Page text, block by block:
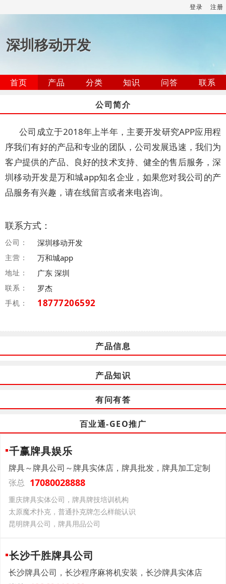
登录 注册
深圳移动开发
首页 产品 分类 知识 问答
联系
公司简介
公司成立于2018年上半年，主要开发研究APP应用程
序我们有好的产品和专业的团队，公司发展迅速，我们为
客户提供的产品、良好的技术支持、健全的售后服务，深
圳移动开发是万和城app知名企业，如果您对我公司的产
品服务有兴趣，请在线留言或者来电咨询。
联系方式：
公司： 深圳移动开发
主营： 万和城app
地址： 广东 深圳
联系： 罗杰
手机： 18777206592
产品信息
产品知识
有问有答
百业通-GEO推广
千赢牌具娱乐
牌具～牌具公司～牌具实体店，牌具批发，牌具加工定制
张总 17080028888
重庆牌具实体公司，牌具牌技培训机构
太原魔术扑克，普通扑克牌怎么样能认识
昆明牌具公司，牌具用品公司
长沙千胜牌具公司
长沙牌具公司，长沙程序麻将机安装，长沙牌具实体店